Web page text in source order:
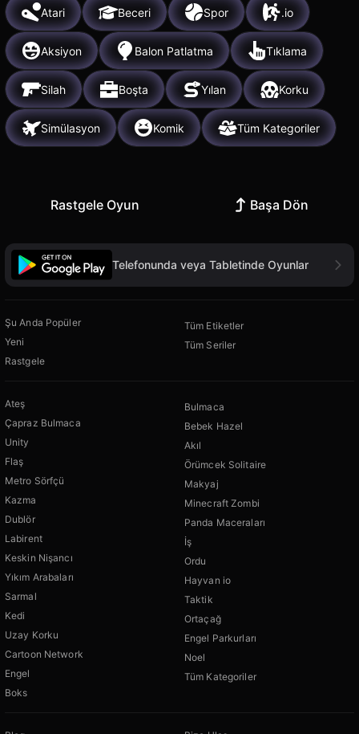
Atari Beceri Spor .io
Aksiyon Balon Patlatma Tıklama
Silah Boşta Yılan Korku
Simülasyon Komik Tüm Kategoriler
Rastgele Oyun Başa Dön
Telefonunda veya Tabletinde Oyunlar
Şu Anda Popüler
Yeni
Rastgele
Tüm Etiketler
Tüm Seriler
Ateş
Çapraz Bulmaca
Unity
Flaş
Metro Sörfçü
Kazma
Dublör
Labirent
Keskin Nişancı
Yıkım Arabaları
Sarmal
Kedi
Uzay Korku
Cartoon Network
Engel
Boks
Bulmaca
Bebek Hazel
Akıl
Örümcek Solitaire
Makyaj
Minecraft Zombi
Panda Maceraları
İş
Ordu
Hayvan io
Taktik
Ortaçağ
Engel Parkurları
Noel
Tüm Kategoriler